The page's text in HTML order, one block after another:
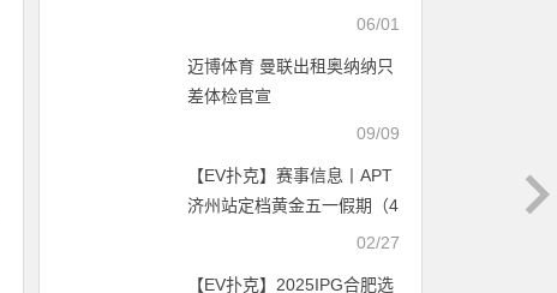
06/01
迈博体育 曼联出租奥纳纳只
差体检官宣
09/09
【EV扑克】赛事信息丨APT
济州站定档黄金五一假期（4
02/27
【EV扑克】2025IPG合肥选